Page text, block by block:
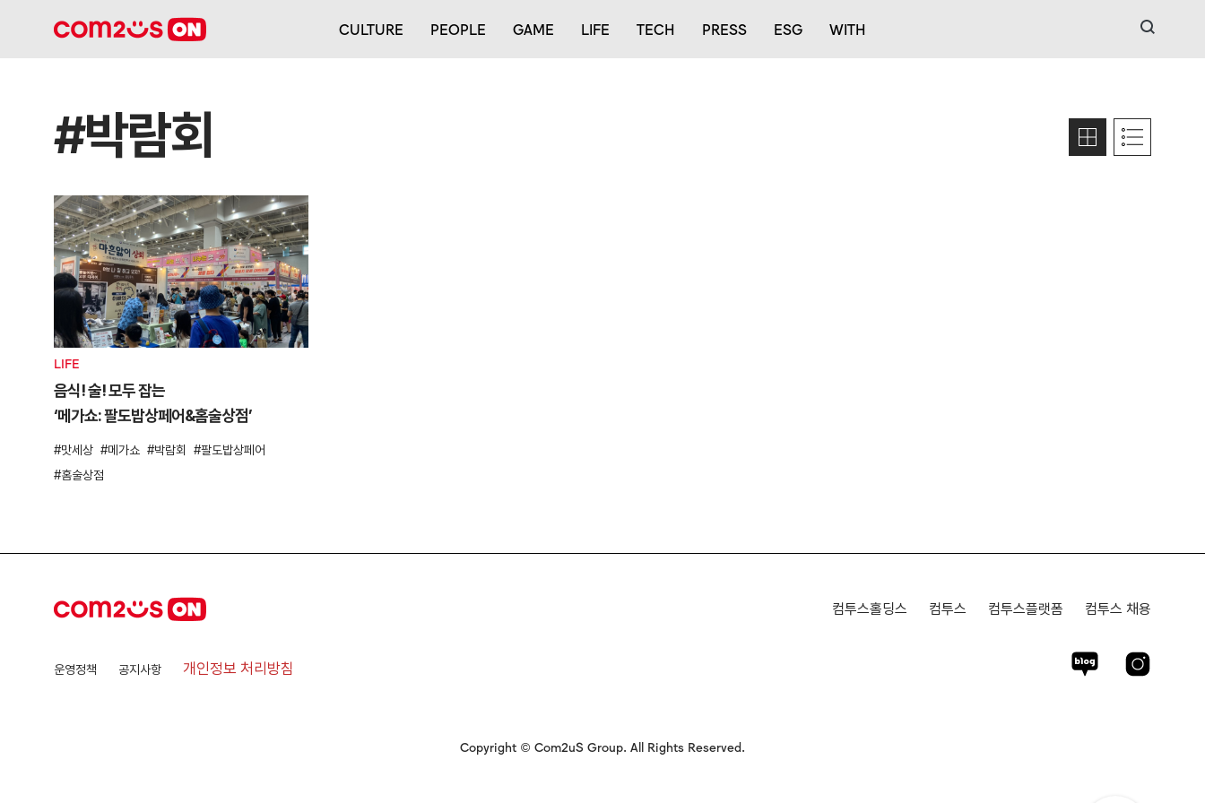
CULTURE PEOPLE GAME LIFE TECH PRESS ESG WITH 검색
#박람회
LIFE
음식! 술! 모두 잡는
‘메가쇼: 팔도밥상페어&홈술상점’
맛세상 메가쇼 박람회
팔도밥상페어
홈술상점
운영정책 공지사항 개인정보 처리방침
컴투스홀딩스 컴투스 컴투스플랫폼 컴투스 채용
Copyright © Com2uS Group. All Rights Reserved.